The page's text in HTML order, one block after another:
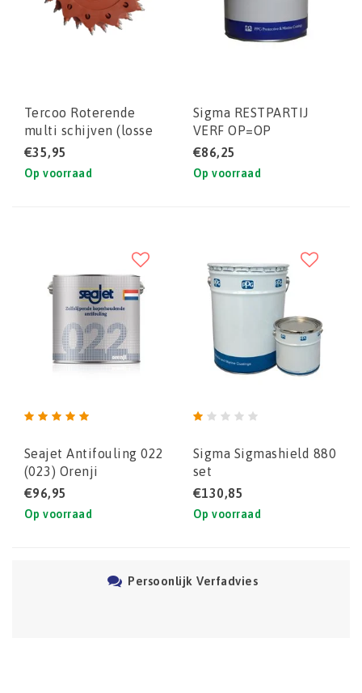
Tercoo Roterende
multi schijven (losse
schijven)
€35,95
Op voorraad
Sigma RESTPARTIJ
VERF OP=OP
€86,25
Op voorraad
Seajet Antifouling 022
(023) Orenji
(Seatender 10-
alternatief voor
pleziervaart)
€96,95
Op voorraad
Sigma Sigmashield 880
set
€130,85
Op voorraad
Persoonlijk Verfadvies